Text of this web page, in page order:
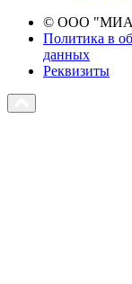
© ООО
Политика в
данных
Реквизиты